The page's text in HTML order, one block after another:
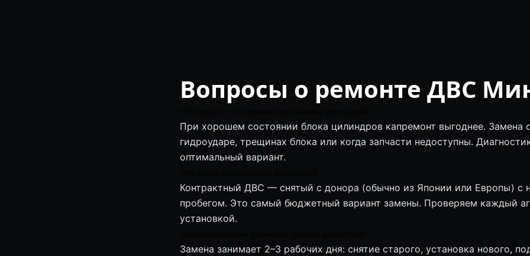
Вопросы о ремонте ДВС
При хорошем состоянии блока цилиндров капремонт выгоднее. Замена
гидроударе, трещинах блока или когда запчасти недоступны.
оптимальный вариант.
Контрактный ДВС — снятый с донора (обычно из Японии или Европы) с
пробегом. Это самый бюджетный вариант замены. Проверяем каждый
установкой.
Замена занимает 2–3 рабочих дня: снятие старого, установка нового,